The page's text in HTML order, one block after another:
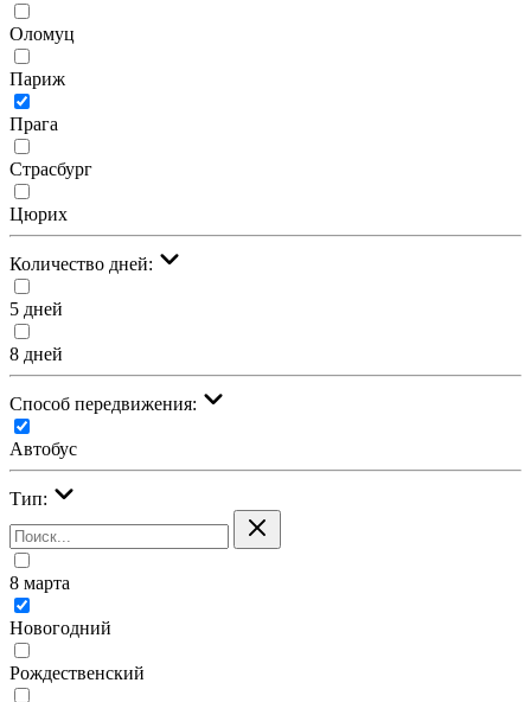
Оломуц
Париж
Прага
Страсбург
Цюрих
Количество дней:
5 дней
8 дней
Cпособ передвижения:
Автобус
Тип:
8 марта
Новогодний
Рождественский